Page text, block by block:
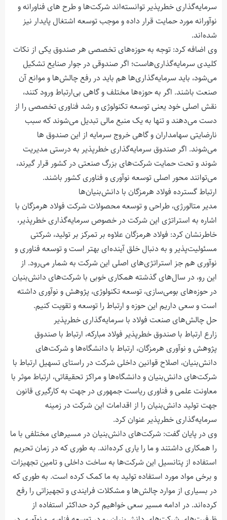
سرمایه‌گذاری خطرپذیر توانسته‌اند شرکت‌ها و طرح های فناورانه و
نوآورانه مورد حمایت قرار داده و موجب توسعه اشتغال پایدار نیز
شده‌اند.
وی اضافه کرد: توجه به حوزه‌های تخصصی هر صندوق یکی از نکات
کلیدی سرمایه‌گذاری‌هاست؛ اگر صندوقی در جوار صنایع تشکیل
می‌شود، باید سرمایه‌گذاری‌ها هم باید در رفع چالش‌ها و موانع آن
صنعت باشند. اگر به حوزه‌ها مختلف و گاهی بی‌ارتباط ورود کنند،
نقش اصلی خود یعنی توسعه تکنولوژی و رشد فناوری تخصصی را از
دست می‌دهند و تنها به یک منبع مالی تبدیل می‌شوند که سبب
نارضایتی سهامداران و گاهی خروج سرمایه از این صندوق ها
می‌شوند. اگر صندوق سرمایه‌گذاری خطرپذیر به درستی مدیریت
شوند و تحت حمایت شرکت‌های بزرگ صنعتی در کشور قرار گیرند،
می‌توانند محور اصلی توسعه نوآوری و فناوری کشور باشند.
ارتباط گسترده فولاد هرمزگان با دانش‌بنیان‌ها
مدیر متالورژی، طراحی و توسعه محصولات شرکت فولاد هرمزگان با
اشاره به استراتژی این شرکت در خصوص سرمایه‌گذاری خطرپذیر،
خاطرنشان کرد: فولاد هرمزگان علاوه بر تمرکز بر تولید، شرکتی
مسئولیت‌پذیر و به دنبال خلق آینده‌ای بهتر است و توسعه فناوری و
نوآوری هم جز استراتژی‌های اصلی این شرکت به شمار می‌رود. از
این رو، در سال‌های گذشته همکاری خوبی با شرکت‌های دانش‌بنیان
در حوزه‌های بومی‌سازی، توسعه تکنولوژی، پژوهش و نوآوری داشته
است و سعی داریم این حوزه و ارتباط را توسعه و تقویت کنیم.
حل چالش‌های صنعت فولاد با سرمایه‌گذاری خطرپذیر
زارع ارتباط با صندوق خطرپذیر فولاد مبارکه، ارتباط با صندوق
پژوهش و نوآوری هرمزگان، ارتباط با دانشگاه‌ها و شرکت‌های
دانش‌بنیان، اصلاح قوانین داخلی شرکت در راستای تسهیل ارتباط با
شرکت‌های دانش‌بنیان و دانشگاه‌ها و مراکز تحقیقاتی، ارتباط موثر با
معاونت علمی و فناوری ریاست جمهوری در جهت به کارگیری قانون
جهت تولید دانش‌بنیان را از اقدامات این شرکت در زمینه
سرمایه‌گذاری خطرپذیر عنوان کرد.
وی در پایان گفت: شرکت‌های دانش‌بنیان در مسیرهای مختلفی با ما
را همکاری داشتند و ما را یاری کرده‌اند. به طوری که در زمان تحریم
استفاده از پتانسیل این شرکت‌ها به ساخت داخلی و تامین تجهیزات
و برخی مواد مورد استفاده تولید به ما کمک کرده است. به طوری که
در بسیاری از موارد چالش‌ها و مشکلات فرایندی و تجهیزاتی را رفع
کرده‌اند. در ادامه مسیر سعی خواهیم کرد حداکثر استفاده از